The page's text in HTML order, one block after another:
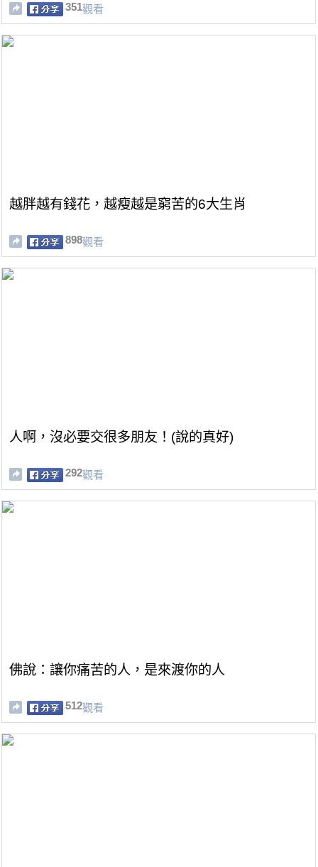
351觀看
越胖越有錢花，越瘦越是窮苦的6大生肖
898觀看
人啊，沒必要交很多朋友！(說的真好)
292觀看
佛說：讓你痛苦的人，是來渡你的人
512觀看